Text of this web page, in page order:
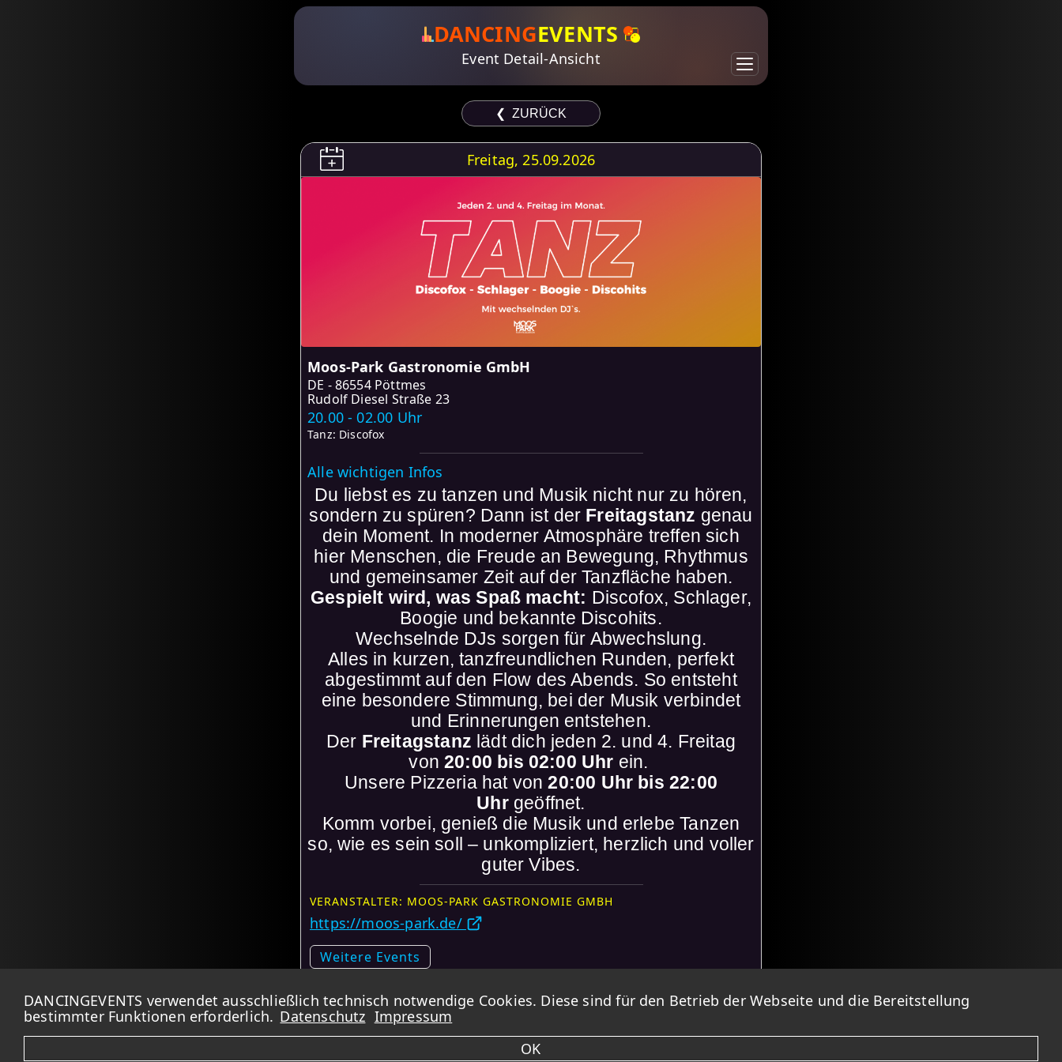
DANCINGEVENTS
Event Detail-Ansicht
❮ ZURÜCK
Freitag, 25.09.2026
Moos-Park Gastronomie GmbH
DE
86554 Pöttmes
Rudolf Diesel Straße 23
20.00 - 02.00 Uhr
Tanz: Discofox
Alle wichtigen Infos
Du liebst es zu tanzen und Musik nicht nur zu hören,
sondern zu spüren? Dann ist der Freitagstanz genau
dein Moment. In moderner Atmosphäre treffen sich
hier Menschen, die Freude an Bewegung, Rhythmus
und gemeinsamer Zeit auf der Tanzfläche haben.
Gespielt wird, was Spaß macht: Discofox, Schlager,
Boogie und bekannte Discohits.
Wechselnde DJs sorgen für Abwechslung.
Alles in kurzen, tanzfreundlichen Runden, perfekt
abgestimmt auf den Flow des Abends. So entsteht
eine besondere Stimmung, bei der Musik verbindet
und Erinnerungen entstehen.
Der Freitagstanz lädt dich jeden 2. und 4. Freitag
von20:00 bis 02:00 Uhr ein.
Unsere Pizzeria hat von20:00 Uhr bis 22:00
Uhrgeöffnet.
Komm vorbei, genieß die Musik und erlebe Tanzen
so, wie es sein soll – unkompliziert, herzlich und voller
guter Vibes.
VERANSTALTER: MOOS-PARK GASTRONOMIE GMBH
https://moos-park.de/
Weitere Events
Datenschutz -
DANCINGEVENTS verwendet ausschließlich technisch notwendige Cookies. Diese sind für den Betrieb der Webseite und die Bereitstellung
bestimmter Funktionen erforderlich. Datenschutz Impressum
OK